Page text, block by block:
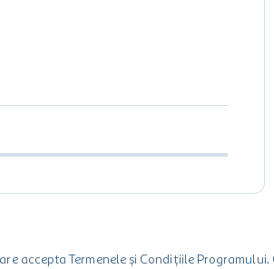
accepta Termenele și Condițiile